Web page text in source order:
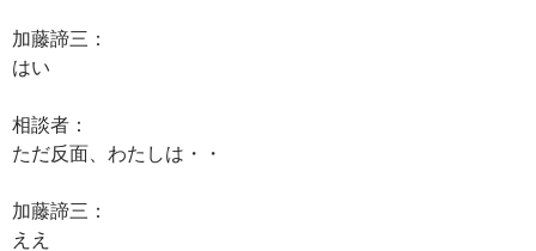
加藤諦三：
はい
相談者：
ただ反面、わたしは・・
加藤諦三：
ええ